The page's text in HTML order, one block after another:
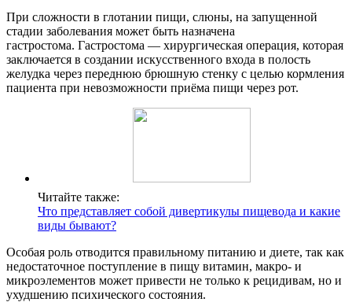
При сложности в глотании пищи, слюны, на запущенной
стадии заболевания может быть назначена
гастростома. Гастростома — хирургическая операция, которая
заключается в создании искусственного входа в полость
желудка через переднюю брюшную стенку с целью кормления
пациента при невозможности приёма пищи через рот.
Читайте также:
Что представляет собой дивертикулы пищевода и какие
виды бывают?
Особая роль отводится правильному питанию и диете, так как
недостаточное поступление в пищу витамин, макро- и
микроэлементов может привести не только к рецидивам, но и
ухудшению психического состояния.